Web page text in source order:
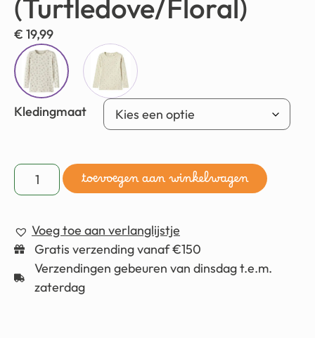
(Turtledove/Floral)
€ 19,99
Kledingmaat
toevoegen aan winkelwagen
Voeg toe aan verlanglijstje
Gratis verzending vanaf €150
Verzendingen gebeuren van dinsdag t.e.m.
zaterdag